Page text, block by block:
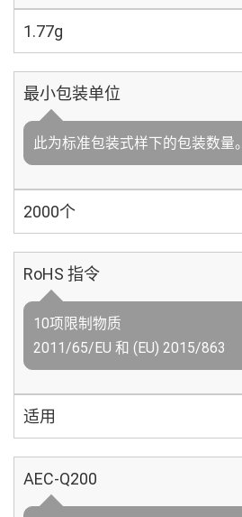
1.77g
最小包装单位
此为标准包装式样下的包装数量。
2000个
RoHS 指令
10项限制物质
2011/65/EU 和 (EU) 2015/863
适用
AEC-Q200